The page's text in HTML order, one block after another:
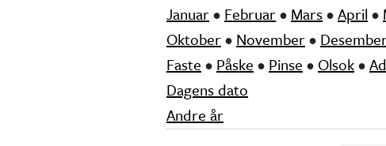
Januar• Februar• Mars•April •
Oktober• November•
Faste • Påske • Pinse • Olsok•
Dagens dato
Andre år